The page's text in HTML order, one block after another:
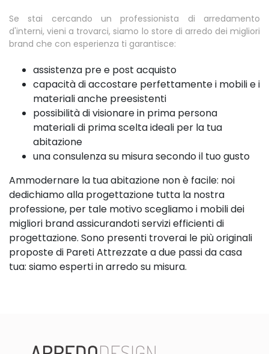
Se stai cercando un professionista di arredamento
d'interni, vieni a trovarci, siamo lo store di arredo dei migliori
brand che con esperienza ti garantisce:
assistenza pre e post acquisto
capacità di accostare perfettamente i mobili e i
materiali anche preesistenti
possibilità di visionare in prima persona
materiali di prima scelta ideali per la tua
abitazione
una consulenza su misura secondo il tuo gusto
Ammodernare la tua abitazione non è facile: noi
dedichiamo alla progettazione tutta la nostra
professione, per tale motivo scegliamo i mobili dei
migliori brand assicurandoti servizi efficienti di
progettazione. Sono presenti troverai le più originali
proposte di Pareti Attrezzate a due passi da casa
tua: siamo esperti in arredo su misura.